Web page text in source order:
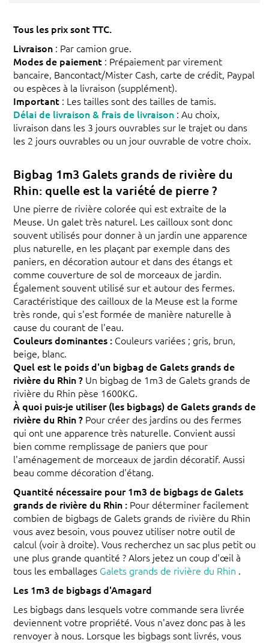
Tous les prix sont TTC.
Livraison : Par camion grue.
Modes de paiement : Prépaiement par virement
bancaire, Bancontact/Mister Cash, carte de crédit, Paypal
ou espèces à la livraison (supplément).
Important : Les tailles sont des tailles de tamis.
Délai de livraison & frais de livraison : Au choix,
livraison dans les 3 jours ouvrables sur le trajet ou dans
les 2 jours ouvrables ou un jour ouvrable de votre choix.
Bigbag 1m3 Galets grands de rivière du
Rhin: quelle est la variété de pierre ?
Une pierre de rivière colorée qui est extraite de la
Meuse. Un galet très naturel. Les cailloux sont donc
souvent utilisés pour donner à un jardin une apparence
plus naturelle, en les plaçant par exemple dans des
paniers, en décoration autour et dans des étangs et
comme couverture de sol de morceaux de jardin.
Également souvent utilisé sur et autour des fermes.
Caractéristique des cailloux de la Meuse est la forme
très ronde, qui s'est formée de manière naturelle à
cause du courant de l'eau.
Couleurs dominantes : Couleurs variées ; gris, brun,
beige, blanc.
Quel est le poids d'un bigbag de Galets grands de
rivière du Rhin ? Un bigbag de 1m3 de Galets grands de
rivière du Rhin pèse 1600KG.
À quoi puis-je utiliser (les bigbags) de Galets grands de
rivière du Rhin ? Pour créer des jardins ou des fermes
qui ont une apparence très naturelle. Convient aussi
bien comme remplissage de paniers que pour
l'aménagement de morceaux de jardin décoratif. Aussi
beau comme décoration d'étang.
Quantité nécessaire pour 1m3 de bigbags de Galets
grands de rivière du Rhin : Pour déterminer facilement
combien de bigbags de Galets grands de rivière du Rhin
vous avez besoin, vous pouvez utiliser notre outil de
calcul (voir à droite). Vous recherchez un sac plus petit ou
une plus grande quantité ? Alors jetez un coup d'œil à
tous les emballages Galets grands de rivière du Rhin .
Les 1m3 de bigbags d'Amagard
Les bigbags dans lesquels votre commande sera livrée
deviennent votre propriété. Vous n'avez donc pas à les
renvoyer à nous. Lorsque les bigbags sont livrés, vous